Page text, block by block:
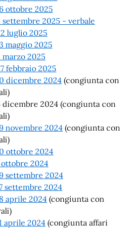
ottobre 2025
settembre 2025 - verbale
luglio 2025
maggio 2025
2025
febbraio 2025
dicembre 2024 (congiunta con
dicembre 2024 (congiunta con
novembre 2024(congiunta con
ottobre 2024
ottobre 2024
settembre 2024
settembre 2024
aprile 2024(congiunta con
aprile 2024 (congiunta affari